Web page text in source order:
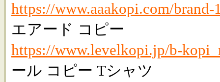
https://www.aaakopi.com/brand-
エアード コピー
https://www.levelkopi.jp/b-
ール コピー Tシャツ